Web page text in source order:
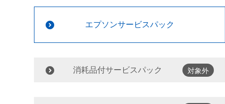
エプソンサービスパック
消耗品付サービスパック 対象外